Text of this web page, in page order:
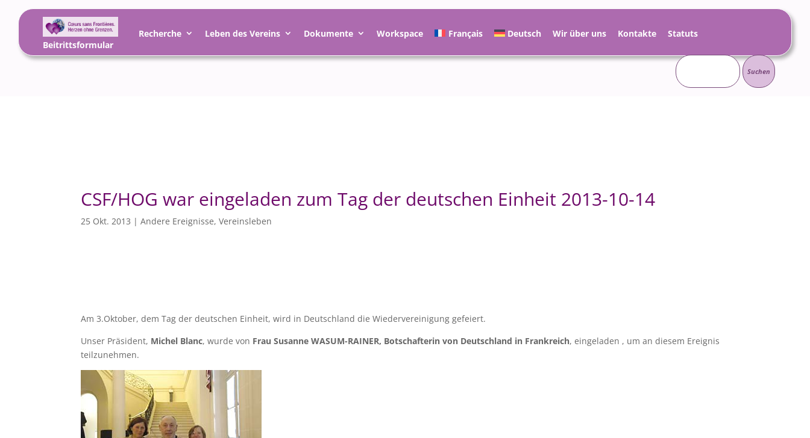
Recherche Leben des Vereins Dokumente Workspace Français Deutsch Wir über uns Kontakte
Statuts
Beitrittsformular
Suchen
nach:
CSF/HOG war eingeladen zum Tag der deutschen Einheit 2013-10-14
25 Okt. 2013 |Andere Ereignisse,Vereinsleben
Am 3.Oktober, dem Tag der deutschen Einheit, wird in Deutschland die Wiedervereinigung gefeiert.
Unser Präsident, Michel Blanc, wurde von Frau Susanne WASUM-RAINER, Botschafterin von Deutschland in Frankreich, eingeladen , um an diesem Ereignis
teilzunehmen.